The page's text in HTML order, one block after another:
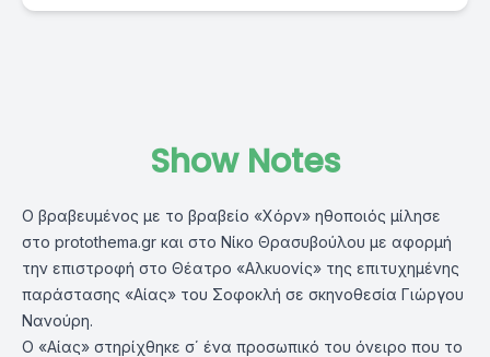
Show Notes
Ο βραβευμένος με το βραβείο «Χόρν» ηθοποιός μίλησε
στο protothema.gr και στο Νίκο Θρασυβούλου με αφορμή
την επιστροφή στο Θέατρο «Αλκυονίς» της επιτυχημένης
παράστασης «Αίας» του Σοφοκλή σε σκηνοθεσία Γιώργου
Νανούρη.
Ο «Αίας» στηρίχθηκε σ΄ ένα προσωπικό του όνειρο που το